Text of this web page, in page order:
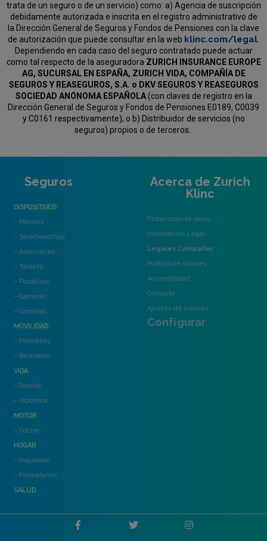
trata de un seguro o de un servicio) como: a) Agencia de suscripción
debidamente autorizada e inscrita en el registro administrativo de
la Dirección General de Seguros y Fondos de Pensiones con la clave
de autorización que puede consultar en la web klinc.com/legal.
Dependiendo en cada caso del seguro contratado puede actuar
como tal respecto de la aseguradora ZURICH INSURANCE EUROPE
AG, SUCURSAL EN ESPAÑA, ZURICH VIDA, COMPAÑÍA DE
SEGUROS Y REASEGUROS, S.A. o DKV SEGUROS Y REASEGUROS
SOCIEDAD ANÓNOMA ESPAÑOLA(con claves de registro en la
Dirección General de Seguros y Fondos de Pensiones E0189, C0039
y C0161 respectivamente), o b) Distribuidor de servicios (no
seguros) propios o de terceros.
Seguros
DISPOSITIVOS
– Móviles
– Smartwatches
– Auriculares
– Tablets
– Portátiles
– Cámaras
– Consolas
MOVILIDAD
– Patinetes
– Bicicletas
VIDA
– Familia
– Hipoteca
MOTOR
– Coche
HOGAR
– Inquilinos
– Propietarios
SALUD
Acerca de Zurich
Klinc
Protección de datos
Información Legal
Legales Campañas
Política de cookies
Accesibilidad
Contacto
Ajustes de cookies
Configurar